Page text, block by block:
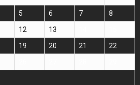
5 6 7 8
12 13
19 20 21 22